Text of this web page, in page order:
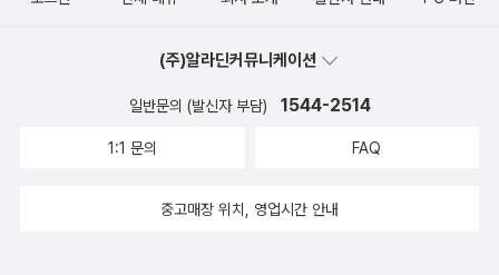
(주)알라딘커뮤니케이션
일반문의 (발신자 부담) 1544-2514
1:1 문의 FAQ
중고매장 위치, 영업시간 안내